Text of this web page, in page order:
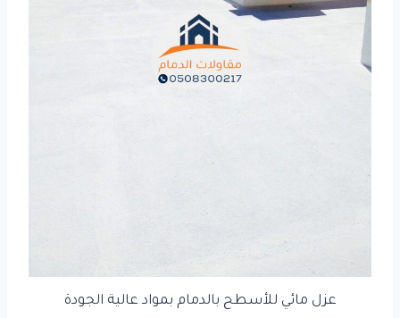
عزل مائي للأسطح بالدمام بمواد عالية الجودة